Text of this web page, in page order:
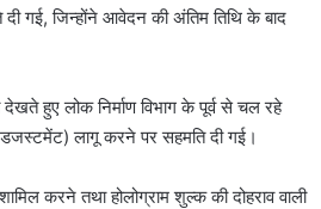
गई, जिन्होंने आवेदन की अंतिम तिथि के बाद
हुए लोक निर्माण विभाग के पूर्व से चल रहे
लागू करने पर सहमति दी गई।
करने तथा होलोग्राम शुल्क की दोहराव वाली